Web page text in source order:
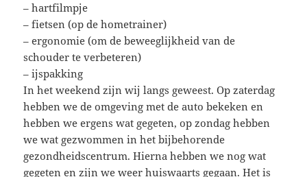
– hartfilmpje
– fietsen (op de hometrainer)
– ergonomie (om de beweeglijkheid van de
schouder te verbeteren)
– ijspakking
In het weekend zijn wij langs geweest. Op zaterdag
hebben we de omgeving met de auto bekeken en
hebben we ergens wat gegeten, op zondag hebben
we wat gezwommen in het bijbehorende
gezondheidscentrum. Hierna hebben we nog wat
gegeten en zijn we weer huiswaarts gegaan. Het is